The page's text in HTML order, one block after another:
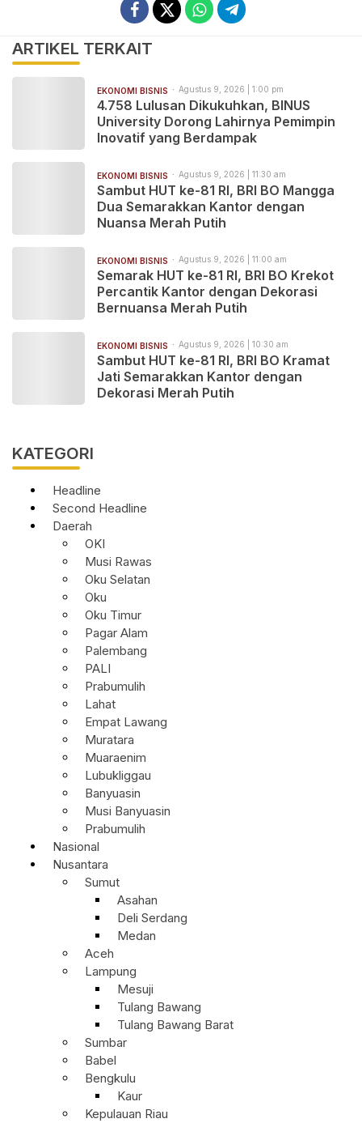
ARTIKEL TERKAIT
EKONOMI BISNIS Agustus 9, 2026 | 1:00 pm
4.758 Lulusan Dikukuhkan, BINUS
University Dorong Lahirnya Pemimpin
Inovatif yang Berdampak
EKONOMI BISNIS Agustus 9, 2026 | 11:30 am
Sambut HUT ke-81 RI, BRI BO Mangga
Dua Semarakkan Kantor dengan
Nuansa Merah Putih
EKONOMI BISNIS Agustus 9, 2026 | 11:00 am
Semarak HUT ke-81 RI, BRI BO Krekot
Percantik Kantor dengan Dekorasi
Bernuansa Merah Putih
EKONOMI BISNIS Agustus 9, 2026 | 10:30 am
Sambut HUT ke-81 RI, BRI BO Kramat
Jati Semarakkan Kantor dengan
Dekorasi Merah Putih
KATEGORI
Headline
Second Headline
Daerah
OKI
Musi Rawas
Oku Selatan
Oku
Oku Timur
Pagar Alam
Palembang
PALI
Prabumulih
Lahat
Empat Lawang
Muratara
Muaraenim
Lubukliggau
Banyuasin
Musi Banyuasin
Prabumulih
Nasional
Nusantara
Sumut
Asahan
Deli Serdang
Medan
Aceh
Lampung
Mesuji
Tulang Bawang
Tulang Bawang Barat
Sumbar
Babel
Bengkulu
Kaur
Kepulauan Riau